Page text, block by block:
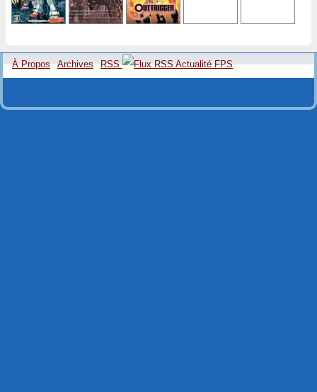
À Propos Archives RSS